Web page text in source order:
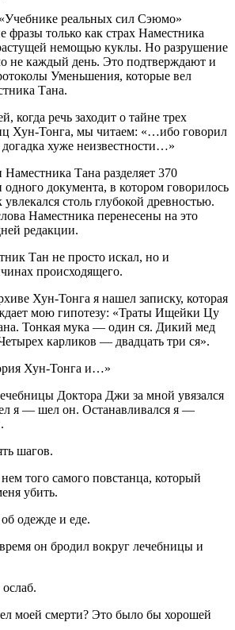
реальных сил Сэюмо»
фразы только как страх Наместника
немощью куклы. Но разрушение
не каждый день. Это подтверждают и
Уменьшения, которые вел
Тана.
когда речь заходит о тайне трех
Хун-Тонга, мы читаем: «…ибо говорил
хуже неизвестности…»
Тана разделяет 370
документа, в котором говорилось
столь глубокой древностью.
Наместника перенесены на это
редакции.
Тан не просто искал, но и
происходящего.
Хун-Тонга я нашел записку, которая
мою гипотезу: «Траты Ищейки Цу
Тонкая мука — один ся. Дикий мед
карликов — двадцать три ся».
Хун-Тонга и…»
Доктора Джи за мной увязался
я — шел он. Останавливался я —
шагов.
того самого повстанца, который
убить.
одежде и еде.
он бродил вокруг лечебницы и
моей смерти? Это было бы хорошей